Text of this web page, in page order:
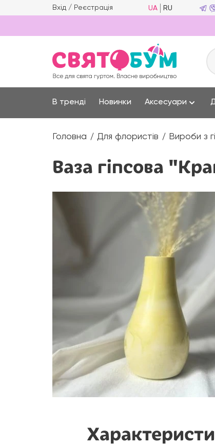
Вхід / Реєстрація UA RU
В тренді Новинки Аксесуари
Головна Для флористів Вироби з
Ваза гіпсова